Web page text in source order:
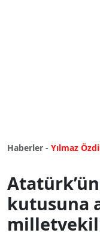
Haberler - Yılmaz
kutusuna